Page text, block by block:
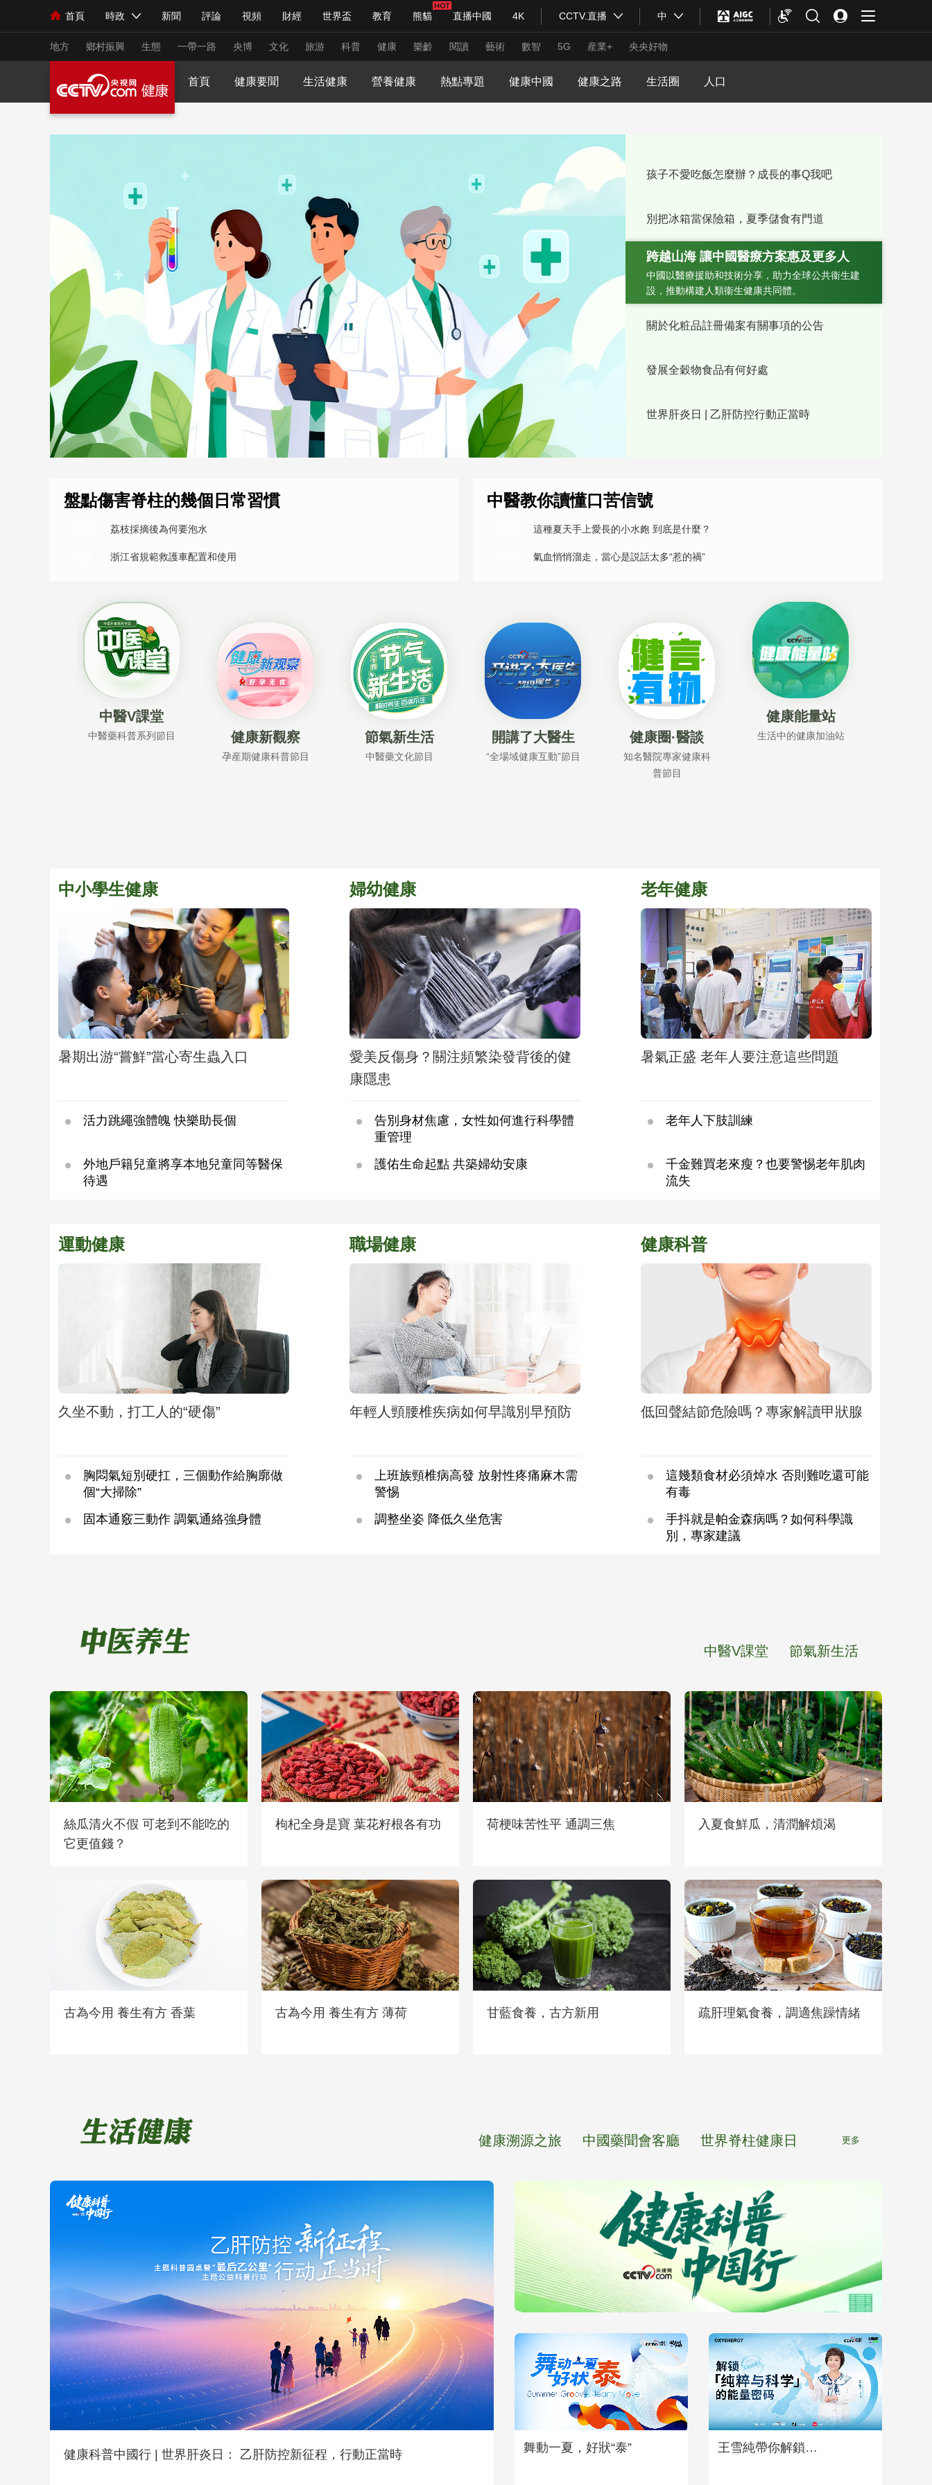
首頁 時政 新聞 評論 視頻 財經 世界盃 教育 熊貓 直播中國 4K CCTV.直播 中
人民領袖習近平 聯播+ 中國領導人 央視快評 習式妙語 熱解讀 天天學習
直播 欄目大全 節目單 聽音 微視頻 主持人 下載央視影音
海外頻道 iPanda English Монгол
地方 鄉村振興 生態 一帶一路 央博 文化 旅游 科普 健康 樂齡 閱讀 藝術 數智 5G 産業+ 央央好物
總台春晚 網絡春晚
人民領袖習近平 聯播+ 天天學習 鋒面
直播中國 熊貓頻道 VR/AR 4K專區 全景新聞
現場 比劃 快看 藍海中國 新兵請入列 人生第一次 人生第二次
體育 直播 競猜 2026年世界盃 2026年冬奧會 NBA 中超 國足 國際足球 綜合體育 亞冬會
VIP會員 CCTV奧林匹克頻道 生活體育大會 體育江湖 文化體育 冰雪道路
財經 鄉村振興 生態環境 一帶一路 央博 文化 旅游 科普 健康 樂齡 閱讀 藝術 汽車 數智 5G 産業+
大國智造 大國保險 雲頂對話 雲起 超級工廠 智敬中國 全民健康 顏選攻略 海洋
CCTV.節目官網 直播 節目單 片庫 總台企業白名單
首頁 健康要聞 生活健康 營養健康 熱點專題 健康中國 健康之路 生活圈 人口
孩子不愛吃飯怎麼辦？成長的事Q我吧
別把冰箱當保險箱，夏季儲食有門道
跨越山海 讓中國醫療方案惠及更多人
關於化粧品註冊備案有關事項的公告
國家藥監局優化化粧品註冊備案管理，減免動物試
驗、簡化資料要求，促進産業高質量發展。
發展全穀物食品有何好處
世界肝炎日 | 乙肝防控行動正當時
中醫V課堂
中醫藥科普系列節目 健康新觀察
孕産期健康科普節目
節氣新生活
中醫藥文化節目
開講了大醫生
“全場域健康互動”節目
健康圈·醫談
知名醫院專家健康科
普節目
健康能量站
生活中的健康加油站
盤點傷害脊柱的幾個日常習慣
荔枝採摘後為何要泡水
浙江省規範救護車配置和使用
中醫教你讀懂口苦信號
這種夏天手上愛長的小水皰 到底是什麼？
氣血悄悄溜走，當心是説話太多“惹的禍”
中小學生健康
暑期出游“嘗鮮”當心寄生蟲入口
活力跳繩強體魄 快樂助長個
外地戶籍兒童將享本地兒童同等醫保
待遇
婦幼健康
愛美反傷身？關注頻繁染發背後的健
康隱患
告別身材焦慮，女性如何進行科學體
重管理
護佑生命起點 共築婦幼安康
老年健康
暑氣正盛 老年人要注意這些問題
老年人下肢訓練
千金難買老來瘦？也要警惕老年肌肉
流失
運動健康
久坐不動，打工人的“硬傷”
胸悶氣短別硬扛，三個動作給胸廓做
個“大掃除”
固本通竅三動作 調氣通絡強身體
職場健康
年輕人頸腰椎疾病如何早識別早預防
上班族頸椎病高發 放射性疼痛麻木需
警惕
調整坐姿 降低久坐危害
健康科普
低回聲結節危險嗎？專家解讀甲狀腺
這幾類食材必須焯水 否則難吃還可能
有毒
手抖就是帕金森病嗎？如何科學識
別，專家建議
中醫V課堂 節氣新生活
絲瓜清火不假 可老到不能吃的
它更值錢？
枸杞全身是寶 葉花籽根各有功 荷梗味苦性平 通調三焦 入夏食鮮瓜，清潤解煩渴
古為今用 養生有方 香葉 古為今用 養生有方 薄荷 甘藍食養，古方新用 疏肝理氣食養，調適焦躁情緒
更多
健康溯源之旅 中國藥聞會客廳 世界脊柱健康日
健康科普中國行 | 世界肝炎日： 乙肝防控新征程，行動正當時
健康科普中國行
舞動一夏，好狀“泰”
王雪純帶你解鎖